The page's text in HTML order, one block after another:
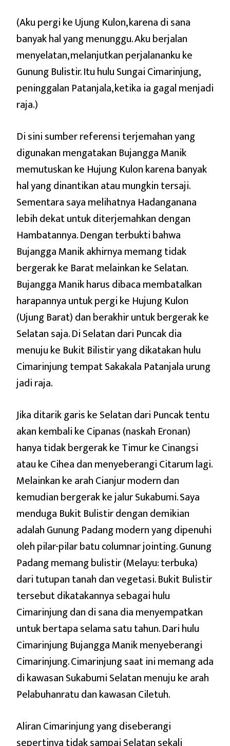
(Aku pergi ke Ujung Kulon, karena di sana
banyak hal yang menunggu. Aku berjalan
menyelatan, melanjutkan perjalananku ke
Gunung Bulistir. Itu hulu Sungai Cimarinjung,
peninggalan Patanjala, ketika ia gagal menjadi
raja.)
Di sini sumber referensi terjemahan yang
digunakan mengatakan Bujangga Manik
memutuskan ke Hujung Kulon karena banyak
hal yang dinantikan atau mungkin tersaji.
Sementara saya melihatnya Hadanganana
lebih dekat untuk diterjemahkan dengan
Hambatannya. Dengan terbukti bahwa
Bujangga Manik akhirnya memang tidak
bergerak ke Barat melainkan ke Selatan.
Bujangga Manik harus dibaca membatalkan
harapannya untuk pergi ke Hujung Kulon
(Ujung Barat) dan berakhir untuk bergerak ke
Selatan saja. Di Selatan dari Puncak dia
menuju ke Bukit Bilistir yang dikatakan hulu
Cimarinjung tempat Sakakala Patanjala urung
jadi raja.
Jika ditarik garis ke Selatan dari Puncak tentu
akan kembali ke Cipanas (naskah Eronan)
hanya tidak bergerak ke Timur ke Cinangsi
atau ke Cihea dan menyeberangi Citarum lagi.
Melainkan ke arah Cianjur modern dan
kemudian bergerak ke jalur Sukabumi. Saya
menduga Bukit Bulistir dengan demikian
adalah Gunung Padang modern yang dipenuhi
oleh pilar-pilar batu columnar jointing. Gunung
Padang memang bulistir (Melayu: terbuka)
dari tutupan tanah dan vegetasi. Bukit Bulistir
tersebut dikatakannya sebagai hulu
Cimarinjung dan di sana dia menyempatkan
untuk bertapa selama satu tahun. Dari hulu
Cimarinjung Bujangga Manik menyeberangi
Cimarinjung. Cimarinjung saat ini memang ada
di kawasan Sukabumi Selatan menuju ke arah
Pelabuhanratu dan kawasan Ciletuh.
Aliran Cimarinjung yang diseberangi